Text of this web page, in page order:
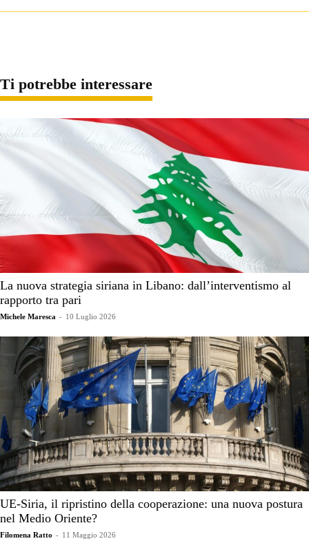
Ti potrebbe interessare
La nuova strategia siriana in Libano: dall’interventismo al
rapporto tra pari
Michele Maresca - 10 Luglio 2026
UE-Siria, il ripristino della cooperazione: una nuova postura
nel Medio Oriente?
Filomena Ratto - 11 Maggio 2026